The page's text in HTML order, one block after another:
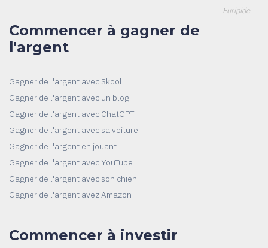
Euripide
Commencer à gagner de
l'argent
Gagner de l'argent avec Skool
Gagner de l'argent avec un blog
Gagner de l'argent avec ChatGPT
Gagner de l'argent avec sa voiture
Gagner de l'argent en jouant
Gagner de l'argent avec YouTube
Gagner de l'argent avec son chien
Gagner de l'argent avez Amazon
Commencer à investir